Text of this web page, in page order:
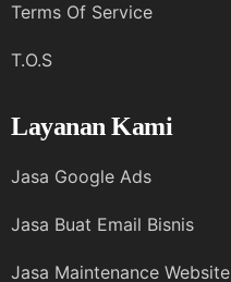
Terms Of Service
T.O.S
Layanan Kami
Jasa Google Ads
Jasa Buat Email Bisnis
Jasa Maintenance Website